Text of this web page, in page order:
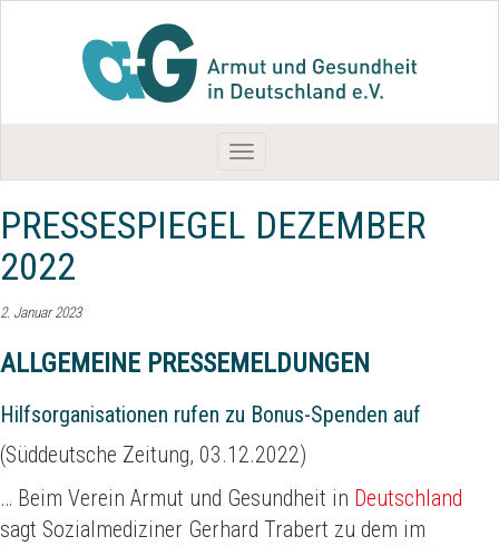
Toggle
navigation
PRESSESPIEGEL DEZEMBER
2022
2. Januar 2023
ALLGEMEINE PRESSEMELDUNGEN
Hilfsorganisationen rufen zu Bonus-Spenden auf
(Süddeutsche Zeitung, 03.12.2022)
… Beim Verein Armut und Gesundheit in Deutschland
sagt Sozialmediziner Gerhard Trabert zu dem im